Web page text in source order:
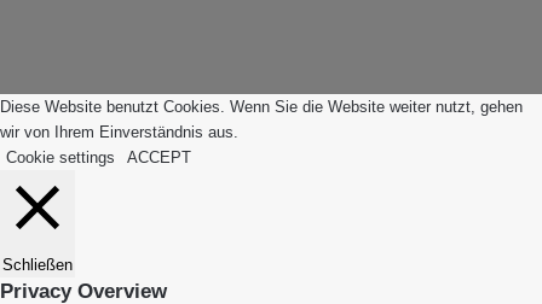
Diese Website benutzt Cookies. Wenn Sie die Website weiter nutzt, gehen
wir von Ihrem Einverständnis aus.
Cookie settings
ACCEPT
Schließen
Privacy Overview